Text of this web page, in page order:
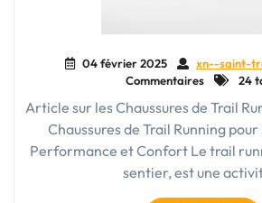
04 février 2025 xn--saint-
Commentaires
24
Article sur les Chaussures de Trail
Chaussures de Trail Running
Performance et Confort Le trail
sentier, est une